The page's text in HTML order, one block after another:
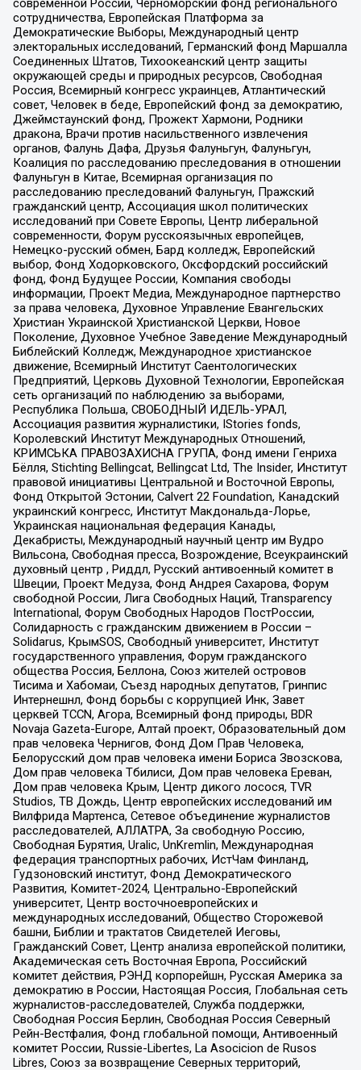
современной России, Черноморский фонд регионального
сотрудничества, Европейская Платформа за
Демократические Выборы, Международный центр
электоральных исследований, Германский фонд Маршалла
Соединенных Штатов, Тихоокеанский центр защиты
окружающей среды и природных ресурсов, Свободная
Россия, Всемирный конгресс украинцев, Атлантический
совет, Человек в беде, Европейский фонд за демократию,
Джеймстаунский фонд, Прожект Хармони, Родники
дракона, Врачи против насильственного извлечения
органов, Фалунь Дафа, Друзья Фалуньгун, Фалуньгун,
Коалиция по расследованию преследования в отношении
Фалуньгун в Китае, Всемирная организация по
расследованию преследований Фалуньгун, Пражский
гражданский центр, Ассоциация школ политических
исследований при Совете Европы, Центр либеральной
современности, Форум русскоязычных европейцев,
Немецко-русский обмен, Бард колледж, Европейский
выбор, Фонд Ходорковского, Оксфордский российский
фонд, Фонд Будущее России, Компания свободы
информации, Проект Медиа, Международное партнерство
за права человека, Духовное Управление Евангельских
Христиан Украинской Христианской Церкви, Новое
Поколение, Духовное Учебное Заведение Международный
Библейский Колледж, Международное христианское
движение, Всемирный Институт Саентологических
Предприятий, Церковь Духовной Технологии, Европейская
сеть организаций по наблюдению за выборами,
Республика Польша, СВОБОДНЫЙ ИДЕЛЬ-УРАЛ,
Ассоциация развития журналистики, IStories fonds,
Королевский Институт Международных Отношений,
КРИМСЬКА ПРАВОЗАХИСНА ГРУПА, Фонд имени Генриха
Бёлля, Stichting Bellingcat, Bellingcat Ltd, The Insider, Институт
правовой инициативы Центральной и Восточной Европы,
Фонд Открытой Эстонии, Calvert 22 Foundation, Канадский
украинский конгресс, Институт Макдональда-Лорье,
Украинская национальная федерация Канады,
Декабристы, Международный научный центр им Вудро
Вильсона, Свободная пресса, Возрождение, Всеукраинский
духовный центр , Риддл, Русский антивоенный комитет в
Швеции, Проект Медуза, Фонд Андрея Сахарова, Форум
свободной России, Лига Свободных Наций, Transparеncy
International, Форум Свободных Народов ПостРоссии,
Солидарность с гражданским движением в России –
Solidarus, КрымSOS, Свободный университет, Институт
государственного управления, Форум гражданского
общества Россия, Беллона, Союз жителей островов
Тисима и Хабомаи, Съезд народных депутатов, Гринпис
Интернешнл, Фонд борьбы с коррупцией Инк, Завет
церквей TCCN, Агора, Всемирный фонд природы, BDR
Novaja Gazeta-Europe, Алтай проект, Образовательный дом
прав человека Чернигов, Фонд Дом Прав Человека,
Белорусский дом прав человека имени Бориса Звозскова,
Дом прав человека Тбилиси, Дом прав человека Ереван,
Дом прав человека Крым, Центр дикого лосося, TVR
Studios, ТВ Дождь, Центр европейских исследований им
Вилфрида Мартенса, Сетевое объединение журналистов
расследователей, АЛЛАТРА, За свободную Россию,
Свободная Бурятия, Uralic, UnKremlin, Международная
федерация транспортных рабочих, ИстЧам Финланд,
Гудзоновский институт, Фонд Демократического
Развития, Комитет-2024, Центрально-Европейский
университет, Центр восточноевропейских и
международных исследований, Общество Сторожевой
башни, Библии и трактатов Свидетелей Иеговы,
Гражданский Совет, Центр анализа европейской политики,
Академическая сеть Восточная Европа, Российский
комитет действия, РЭНД корпорейшн, Русская Америка за
демократию в России, Настоящая Россия, Глобальная сеть
журналистов-расследователей, Служба поддержки,
Свободная Россия Берлин, Свободная Россия Северный
Рейн-Вестфалия, Фонд глобальной помощи, Антивоенный
комитет России, Russie-Libertes, La Asocicion de Rusos
Libres, Союз за возвращение Северных территорий,